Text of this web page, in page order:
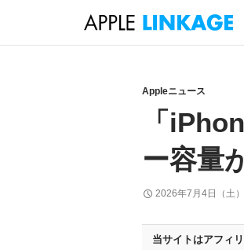
Appleニュース
「
ー容量
2026年7月4日（土
当サイトはアフィ